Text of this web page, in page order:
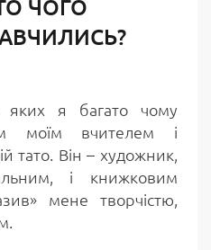
ЧОГО
я багато чому
моїм вчителем і
тато. Він – художник,
і книжковим
мене творчістю,